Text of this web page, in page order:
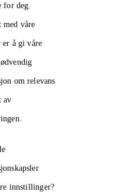
for deg.
med våre
er å gi våre
om relevans
av
innstillinger?
100 % stilling. Vi
å utvikle
midt i Fauske
og kultur, og er
og andre
og nyte ei rolig